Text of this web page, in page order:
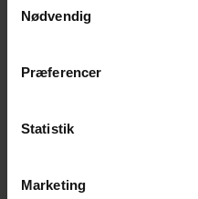
Nødvendig
Præferencer
Statistik
Marketing